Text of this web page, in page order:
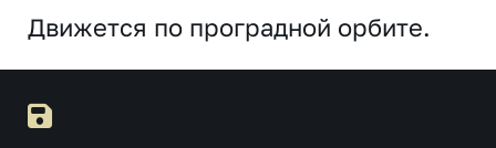
Движется по проградной орбите.